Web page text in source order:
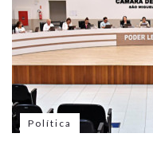
Política